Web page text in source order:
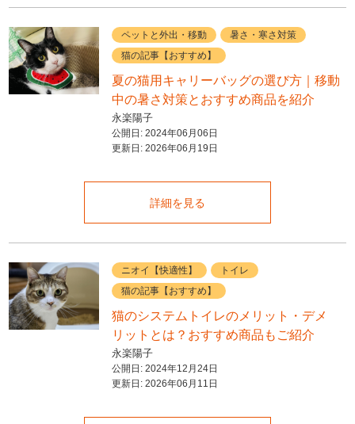
ペットと外出・移動
暑さ・寒さ対策
猫の記事【おすすめ】
夏の猫用キャリーバッグの選び方｜移動
中の暑さ対策とおすすめ商品を紹介
永楽陽子
公開日: 2024年06月06日
更新日: 2026年06月19日
詳細を見る
ニオイ【快適性】
トイレ
猫の記事【おすすめ】
猫のシステムトイレのメリット・デメ
リットとは？おすすめ商品もご紹介
永楽陽子
公開日: 2024年12月24日
更新日: 2026年06月11日